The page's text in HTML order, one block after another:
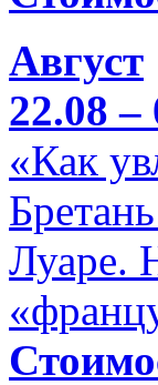
Август
22.08 –
«Как
Луаре.